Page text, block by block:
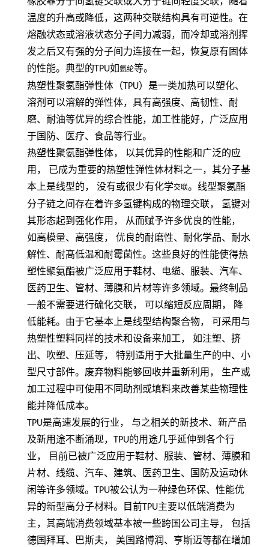
温度的升高或降低，这两种交联结构具有可逆性。在
熔融状态或溶液状态分子间力减弱，而冷却或溶剂挥
发之后又有强的分子间力连接在一起，恢复原有固体
的性能。典型的TPU如氨纶等。
热塑性聚氨酯弹性体（TPU）是一类加热可以塑化、
溶剂可以溶解的弹性体，具有高强度、高韧性、耐
磨、耐油等优异的综合性能，加工性能好，广泛应用
于国防、医疗、食品等行业。
热塑性聚氨酯弹性体，
以其优异的性能和广泛的应
用，
已成为重要的热塑性弹性体材料之一，其分子基
本上是线型的，
没有或很少有化学交联。线型聚氨酯
分子链之间存在着许多氢键构成的物理交联，
氢键对
其形态起到强化作用，
从而赋予许多优良的性能，
如高模量、高强度，
优良的耐磨性、耐化学品、耐水
解性、耐髙低温和耐霉菌性。这些良好的性能使得热
塑性聚氨酯被广泛应用于鞋材、电缆、服装、汽车、
医药卫生、管材、薄膜和片材等许多领域。最终制品
一般不需要进行硫化交联，
可以缩短反应周期，
降
低能耗。由于它基本上是线型结构聚合物，
可采用与
热塑性塑料同样的技术和设备来加工，
如注塑、挤
出、吹塑、压延等，
特别适用于大批量生产的中、小
型尺寸部件。废弃物料能够回收并重新利用，
生产或
加工过程中可使用不同助剂或填料来改善某些物理性
能并降低成本。
TPU是高速发展的行业， 与之相关的新技术、新产品
及新用途不断涌现， TPU的用途几乎延伸到各个行
业， 目前已被广泛应用于鞋材、服装、管材、薄膜和
片材、线缆、汽车、建筑、医药卫生、国防及运动休
闲等许多领域。 TPU被公认为一种绿色环保、性能优
异的新型高分子材料。目前TPU主要以低端消费为
主，其高端消费领域基本被一些跨国公司主导， 包括
德国拜耳、巴斯夫， 美国路博润、亨斯迈等都在增加